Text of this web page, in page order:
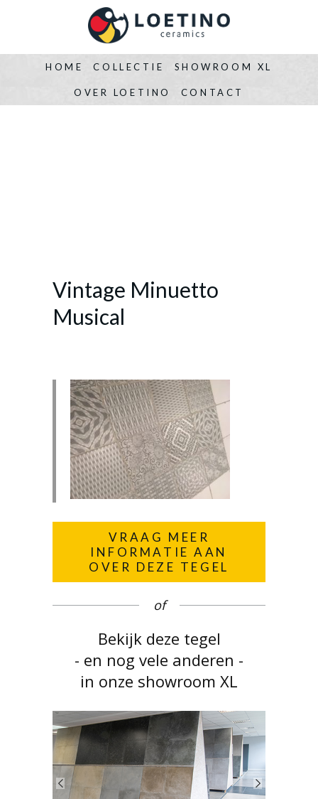
HOME COLLECTIE SHOWROOM XL
OVER LOETINO CONTACT
Vintage Minuetto
Musical
VRAAG MEER
INFORMATIE AAN
OVER DEZE TEGEL
of
Bekijk deze tegel
- en nog vele anderen -
in onze showroom XL